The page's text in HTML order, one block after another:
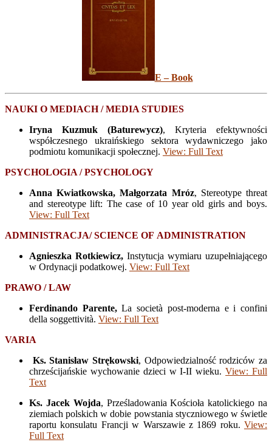
E – Book
NAUKI O MEDIACH / MEDIA STUDIES
Iryna Kuzmuk (Baturewycz), Kryteria efektywności
współczesnego ukraińskiego sektora wydawniczego jako
podmiotu komunikacji społecznej. View: Full Text
PSYCHOLOGIA / PSYCHOLOGY
Anna Kwiatkowska, Małgorzata Mróz, Stereotype threat
and stereotype lift: The case of 10 year old girls and boys.
View: Full Text
ADMINISTRACJA/SCIENCE OF ADMINISTRATION
Agnieszka Rotkiewicz, Instytucja wymiaru uzupełniającego
w Ordynacji podatkowej. View: Full Text
PRAWO / LAW
Ferdinando Parente,La società post-moderna e i confini
della soggettività. View: Full Text
VARIA
Ks. Stanisław Strękowski, Odpowiedzialność rodziców za
chrześcijańskie wychowanie dzieci w I-II wieku.View: Full
Text
Ks. Jacek Wojda, Prześladowania Kościoła katolickiego na
ziemiach polskich w dobie powstania styczniowego w świetle
raportu konsulatu Francji w Warszawie z 1869 roku. View:
Full Text